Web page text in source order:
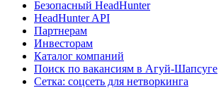
Безопасный HeadHunter
HeadHunter API
Партнерам
Инвесторам
Каталог компаний
Поиск по вакансиям в Агуй-Шапсуге
Сетка: соцсеть для нетворкинга